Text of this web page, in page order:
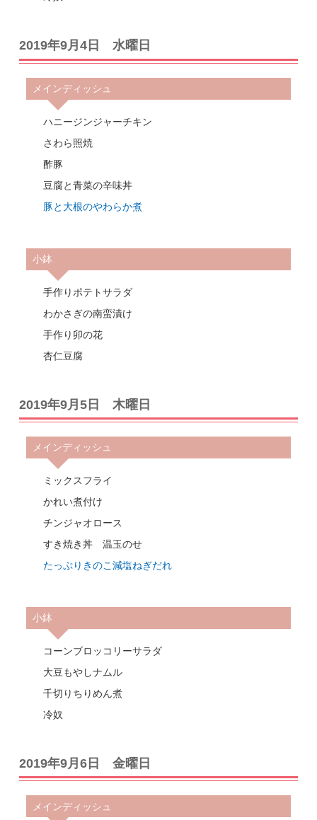
2019年9月4日 水曜日
メインディッシュ
ハニージンジャーチキン
さわら照焼
酢豚
豆腐と青菜の辛味丼
豚と大根のやわらか煮
小鉢
手作りポテトサラダ
わかさぎの南蛮漬け
手作り卯の花
杏仁豆腐
2019年9月5日 木曜日
メインディッシュ
ミックスフライ
かれい煮付け
チンジャオロース
すき焼き丼 温玉のせ
たっぷりきのこ減塩ねぎだれ
小鉢
コーンブロッコリーサラダ
大豆もやしナムル
千切りちりめん煮
冷奴
2019年9月6日 金曜日
メインディッシュ